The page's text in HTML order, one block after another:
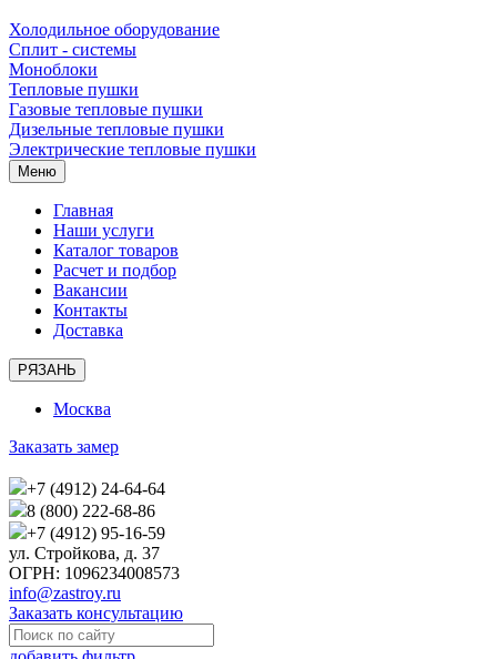
Холодильное оборудование
Сплит - системы
Моноблоки
Тепловые пушки
Газовые тепловые пушки
Дизельные тепловые пушки
Электрические тепловые пушки
Меню
Главная
Наши услуги
Каталог товаров
Расчет и подбор
Вакансии
Контакты
Доставка
РЯЗАНЬ
Москва
Заказать замер
+7 (4912) 24-64-64
8 (800) 222-68-86
+7 (4912) 95-16-59
ул. Стройкова, д. 37
ОГРН: 1096234008573
info@zastroy.ru
Заказать консультацию